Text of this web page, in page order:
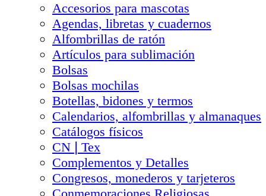
Accesorios para mascotas
Agendas, libretas y cuadernos
Alfombrillas de ratón
Artículos para sublimación
Bolsas
Bolsas mochilas
Botellas, bidones y termos
Calendarios, alfombrillas y almanaques
Catálogos físicos
CN❘Tex
Complementos y Detalles
Congresos, monederos y tarjeteros